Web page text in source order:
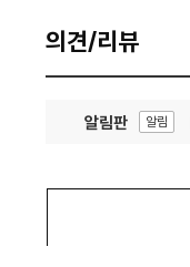
의견/리뷰
알림판 알림